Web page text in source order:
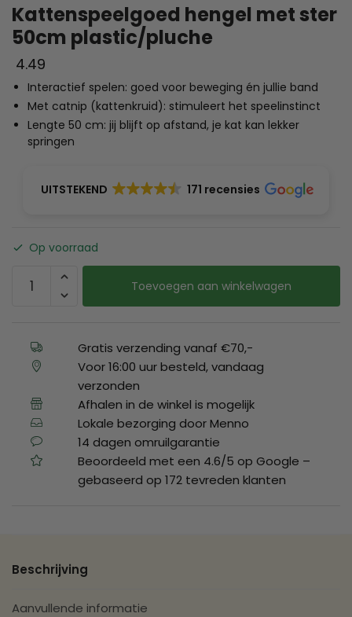
Kattenspeelgoed hengel met ster
50cm plastic/pluche
4.49
Interactief spelen: goed voor beweging én jullie band
Met catnip (kattenkruid): stimuleert het speelinstinct
Lengte 50 cm: jij blijft op afstand, je kat kan lekker
springen
UITSTEKEND 171 recensies
Op voorraad
Toevoegen aan winkelwagen
Gratis verzending vanaf €70,-
Voor 16:00 uur besteld, vandaag
verzonden
Afhalen in de winkel is mogelijk
Lokale bezorging door Menno
14 dagen omruilgarantie
Beoordeeld met een 4.6/5 op Google –
gebaseerd op 172 tevreden klanten
Beschrijving
Aanvullende informatie